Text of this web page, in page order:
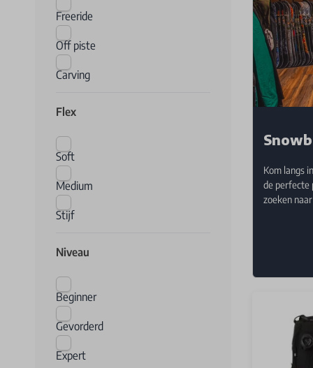
Freeride
Off piste
Carving
Flex
Soft
Medium
Stijf
Niveau
Beginner
Gevorderd
Expert
Kom langs
de perfecte
zoeken